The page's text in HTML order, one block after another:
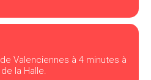
Valenciennes à 4 minutes à
la Halle.